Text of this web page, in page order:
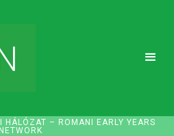
HÁLÓZAT – ROMANI EARLY YEARS
NETWORK